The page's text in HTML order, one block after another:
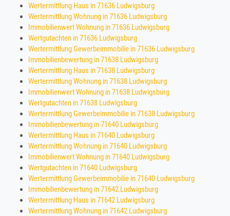
Wertermittlung Haus in 71636 Ludwigsburg
Wertermittlung Wohnung in 71636 Ludwigsburg
Immobilienwert Wohnung in 71636 Ludwigsburg
Wertgutachten in 71636 Ludwigsburg
Wertermittlung Gewerbeimmobilie in 71636 Ludwigsburg
Immobilienbewertung in 71638 Ludwigsburg
Wertermittlung Haus in 71638 Ludwigsburg
Wertermittlung Wohnung in 71638 Ludwigsburg
Immobilienwert Wohnung in 71638 Ludwigsburg
Wertgutachten in 71638 Ludwigsburg
Wertermittlung Gewerbeimmobilie in 71638 Ludwigsburg
Immobilienbewertung in 71640 Ludwigsburg
Wertermittlung Haus in 71640 Ludwigsburg
Wertermittlung Wohnung in 71640 Ludwigsburg
Immobilienwert Wohnung in 71640 Ludwigsburg
Wertgutachten in 71640 Ludwigsburg
Wertermittlung Gewerbeimmobilie in 71640 Ludwigsburg
Immobilienbewertung in 71642 Ludwigsburg
Wertermittlung Haus in 71642 Ludwigsburg
Wertermittlung Wohnung in 71642 Ludwigsburg